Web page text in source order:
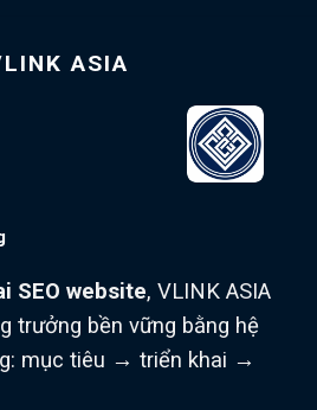
ASIA
SEO website, VLINK ASIA
trưởng bền vững bằng hệ
mục tiêu → triển khai →